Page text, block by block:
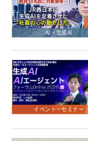
AI・生成AI
イベント・セミナー